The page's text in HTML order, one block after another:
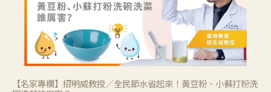
【名家專欄】招明威教授／全民節水省起來！黃豆粉、小蘇打粉洗